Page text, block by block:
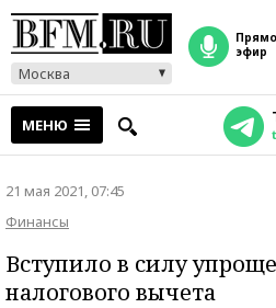
Москва
прямой
эфир
МЕНЮ
21 мая 2021, 07:45
Финансы
Вступило в силу
налогового вычета